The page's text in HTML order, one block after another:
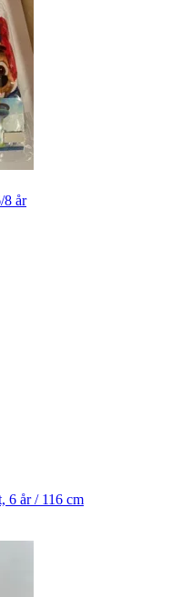
8 år
6 år / 116 cm